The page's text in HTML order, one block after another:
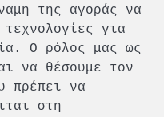
της αγοράς να
για
Ο ρόλος μας ως
να θέσουμε τον
πρέπει να
στη